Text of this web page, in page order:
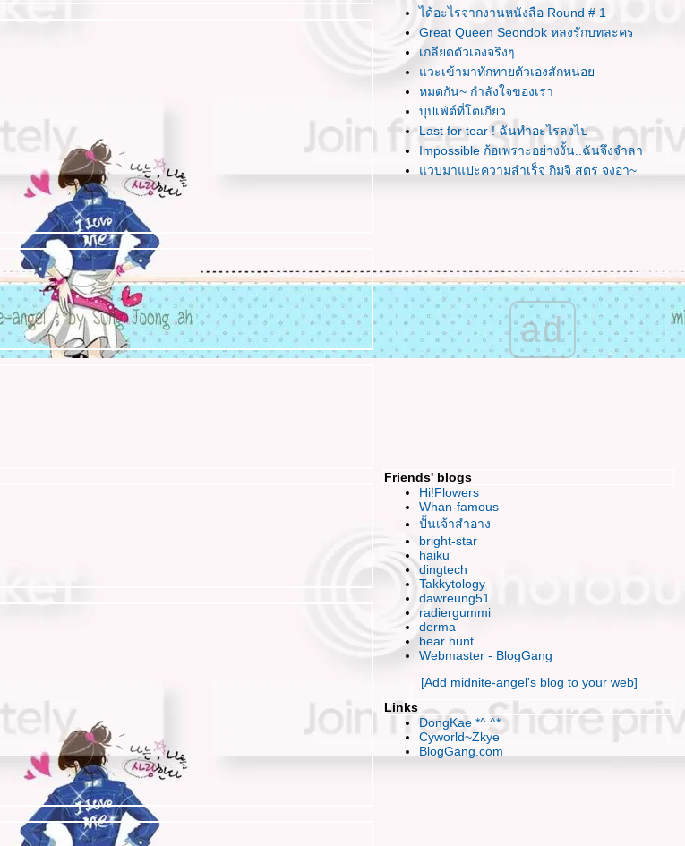
ได้อะไรจากงานหนังสือ Round # 1
Great Queen Seondok หลงรักบทละคร
เกลียดตัวเองจริงๆ
วะเข้ามาทักทายตัวเองสักหน่อ
หมดกัน~ กำลังใจของเรา
บุปเฟ่ต์ที่โตเกียว
Last for tear ! ฉันทำอะไรลงไป
Impossible ก้อเพราะอย่างงั้น..ฉันจึงจำลา
วบมาแปะความสำเร็จ กิมจิ สูตร จุงอา~
เสียใจ ..ใจเสียหา
ร้อนนัก พักกินหมากม่วงกันม๊า ?
ฮปปี้ สงกรานต์ค่า
เปิดซิง..งานศิลป์แห่ง 2ทศวรรษ
กับคำพร่ำบ่น ของหัวใจที่อ่อนแอ
กรธเรื่องไร..ข้าเจ้าไม่มีคำขอโทษหรอกนะ
ไปท่าเรือกันมั๊ย~ เที่ยวแบบ Adventure
ได้เวลาเล่นตัว Val's
Just Bored โหมดเบื่อวันพรุ่งนี้
ธ่..อิก.. ต่ำลงได้อีก
ตะหลิว กระทะ กะ ไฟสีน้ำเงิน (water minosa
wiz noodle)
hu hu~ งานนี้แบ๊วกันทั้งฝูง
เลิกไม่ได้ถ้ายังมีขา
เฮ้อ.. กิเลสมันช่างตัดยาก เปิดตู้ดูเสื้อผ้า
กระดาษในซองกำมะหยี่แผ่นที่ 2 ในชีวิต
อยู่บ้านกับเถอะนะ
เป็นลม ล้มพับ หลับเป็นตา
สิ่งประทังชีวิตน้อยๆของข้าเจ้า
ad
Friends' blogs
Hi!Flowers
Whan-famous
ปั้นเจ้าสำอาง
bright-star
haiku
dingtech
Takkytology
dawreung51
radiergummi
derma
bear hunt
Webmaster - BlogGang
[Add midnite-angel's blog to your web]
Links
DongKae *^ ^*
Cyworld~Zkye
BlogGang.com